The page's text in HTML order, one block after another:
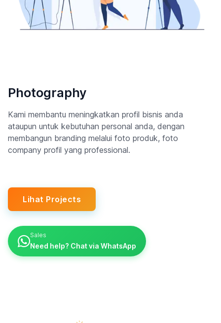
Photography
Kami membantu meningkatkan profil bisnis anda
ataupun untuk kebutuhan personal anda, dengan
membangun branding melalui foto produk, foto
company profil yang professional.
Lihat Projects
Sales
Need help? Chat via WhatsApp